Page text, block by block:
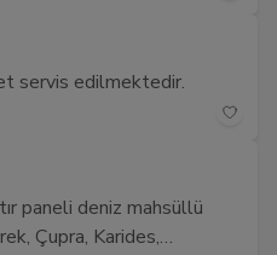
servis edilmektedir.
paneli deniz mahsüllü
Çupra, Karides,